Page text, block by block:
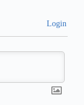
Login